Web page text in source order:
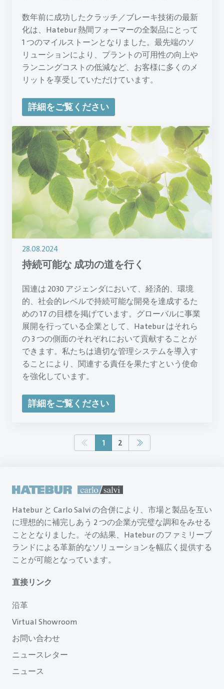
数年前に成功したクラッチ／ブレーキ技術の最新
化は、Hatebur 熱間フォーマーの全製品にとって
1 つのマイルストーンとなりました。最先端のソ
リューションにより、プラントの可用性の向上や
ランニングコストの低減など、お客様に多くのメ
リットを享受していただけています。
詳細をご覧ください
28.08.2024
持続可能な 成功の道を行く
国連は 2030 アジェンダにおいて、経済的、環境
的、社会的レベルで持続可能な開発を達成するた
めの 17 の目標を掲げています。グローバルに事業
展開を行っている企業として、Hatebur はそれら
の 3 つの側面のそれぞれにおいて貢献することが
できます。私たちは適切な管理システムを導入す
ることにより、関連する責任を果たすという使命
を強化しています。
詳細をご覧ください
1 2
Hatebur と Carlo Salvi の合併により、市場と製品を互い
に理想的に補完しあう 2 つの企業が完璧な調和をみせる
こととなりました。その結果、Hatebur のファミリーブ
ランドによる革新的なソリューションを幅広く提供する
ことが可能となっています。
直接リンク
沿革
Virtual Showroom
お問い合わせ
ニュースレター
ニュース